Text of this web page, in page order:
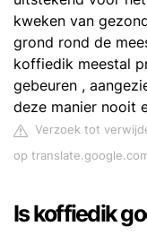
kweken van
grond rond de
koffiedik meestal
gebeuren ,
deze manier nooit
Verzoek tot
op
Is koffiedik